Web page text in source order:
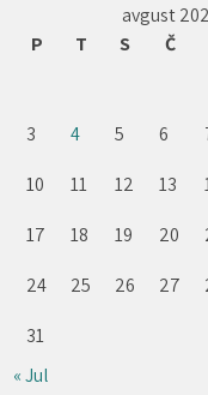
avgust
P
T S Č
3
4 5 6
10
11 12 13
17
18 19 20
24
25 26 27
31
« Jul